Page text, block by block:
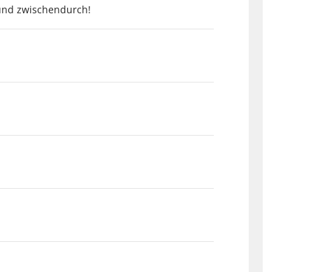
zwischendurch!